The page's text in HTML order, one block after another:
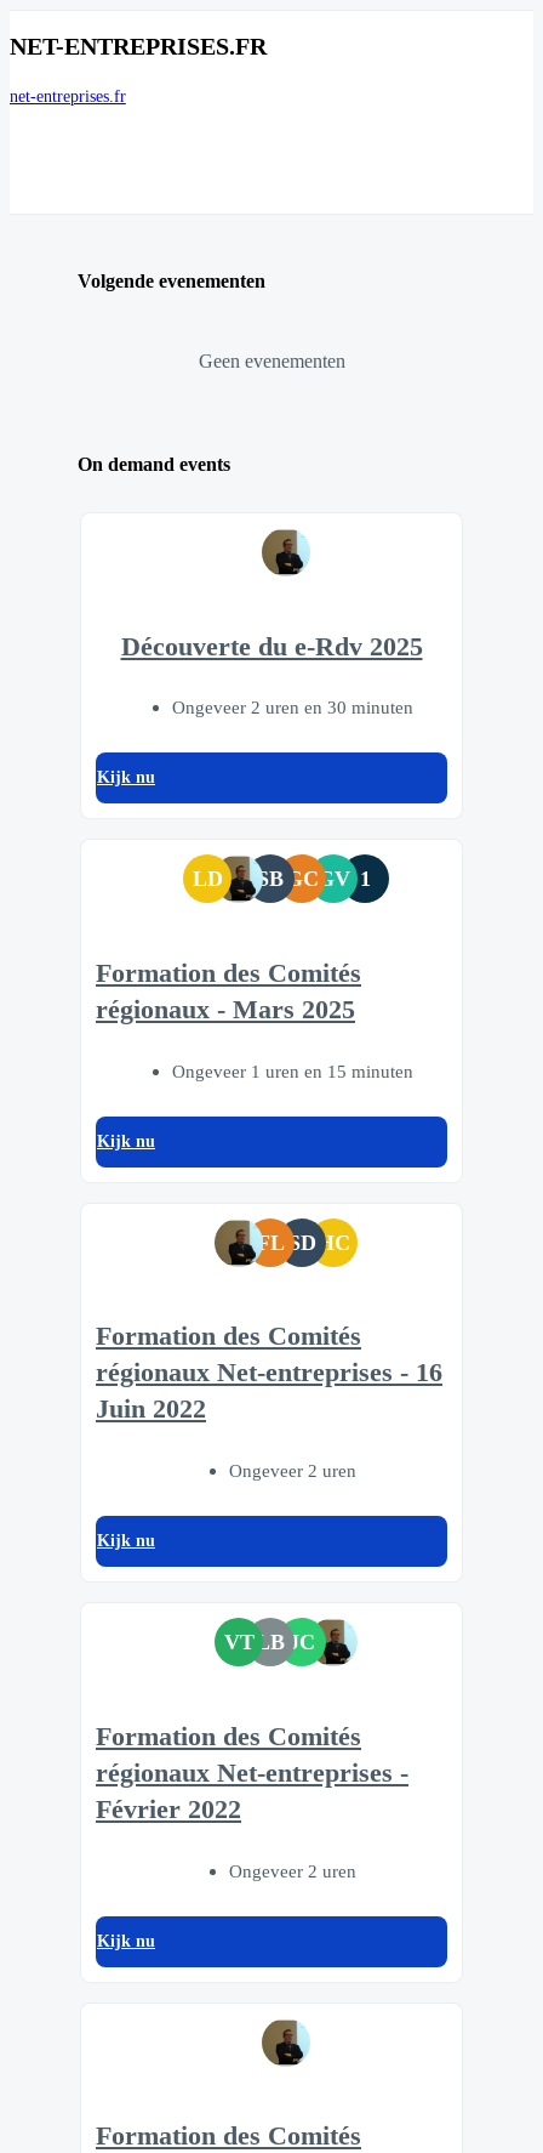
NET-ENTREPRISES.FR
net-entreprises.fr
Volgende evenementen
Geen evenementen
On demand events
Découverte du e-Rdv 2025
Ongeveer 2 uren en 30 minuten
Kijk nu
LD SB GCGV 1
Formation des Comités
régionaux - Mars 2025
Ongeveer 1 uren en 15 minuten
Kijk nu
FL SD HC
Formation des Comités
régionaux Net-entreprises - 16
Juin 2022
Ongeveer 2 uren
Kijk nu
VT LB JC
Formation des Comités
régionaux Net-entreprises -
Février 2022
Ongeveer 2 uren
Kijk nu
Formation des Comités